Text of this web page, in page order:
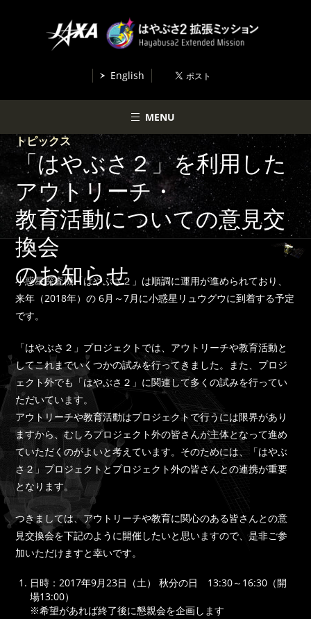
English
MENU
トピックス
「はやぶさ２」を利用した
アウトリーチ・
教育活動についての意見交
換会
のお知らせ
小惑星探査機「はやぶさ２」は順調に運用が進められており、
来年（2018年）の 6月～7月に小惑星リュウグウに到着する予定
です。
「はやぶさ２」プロジェクトでは、アウトリーチや教育活動と
してこれまでいくつかの試みを行ってきました。また、プロジ
ェクト外でも「はやぶさ２」に関連して多くの試みを行ってい
ただいています。
アウトリーチや教育活動はプロジェクトで行うには限界があり
ますから、むしろプロジェクト外の皆さんが主体となって進め
ていただくのがよいと考えています。そのためには、「はやぶ
さ２」プロジェクトとプロジェクト外の皆さんとの連携が重要
となります。
つきましては、アウトリーチや教育に関心のある皆さんとの意
見交換会を下記のように開催したいと思いますので、是非ご参
加いただけますと幸いです。
日時：2017年9月23日（土） 秋分の日 13:30～16:30（開
場13:00）
※希望があれば終了後に懇親会を企画します